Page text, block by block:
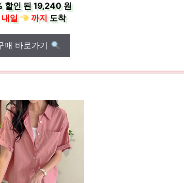
할인 된19,240 원
내일
까지도착
매 바로가기